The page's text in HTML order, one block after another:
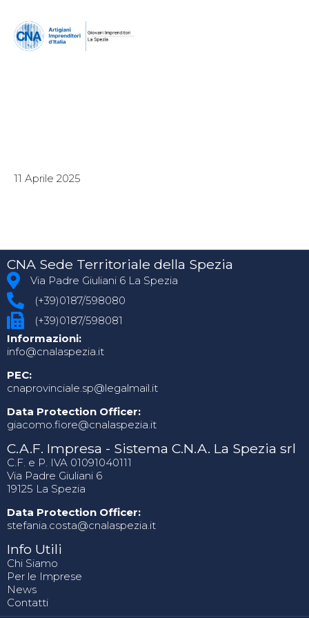
11 Aprile 2025
CNA Sede Territoriale della Spezia
Via Padre Giuliani 6 La Spezia
(+39)0187/598080
(+39)0187/598081
Informazioni:
info@cnalaspezia.it
PEC:
cnaprovinciale.sp@legalmail.it
Data Protection Officer:
giacomo.fiore@cnalaspezia.it
C.A.F. Impresa - Sistema C.N.A. La Spezia srl
C.F. e P. IVA 01091040111
Via Padre Giuliani 6
19125 La Spezia
Data Protection Officer:
stefania.costa@cnalaspezia.it
Info Utili
Chi Siamo
Per le Imprese
News
Contatti